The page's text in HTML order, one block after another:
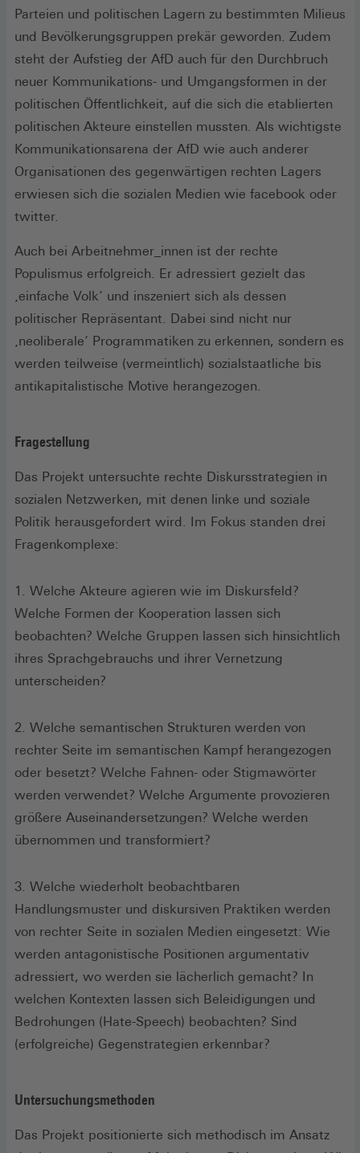
Parteien und politischen Lagern zu bestimmten Milieus
und Bevölkerungsgruppen prekär geworden. Zudem
steht der Aufstieg der AfD auch für den Durchbruch
neuer Kommunikations- und Umgangsformen in der
politischen Öffentlichkeit, auf die sich die etablierten
politischen Akteure einstellen mussten. Als wichtigste
Kommunikationsarena der AfD wie auch anderer
Organisationen des gegenwärtigen rechten Lagers
erwiesen sich die sozialen Medien wie facebook oder
twitter.
Auch bei Arbeitnehmer_innen ist der rechte
Populismus erfolgreich. Er adressiert gezielt das
‚einfache Volk‘ und inszeniert sich als dessen
politischer Repräsentant. Dabei sind nicht nur
‚neoliberale‘ Programmatiken zu erkennen, sondern es
werden teilweise (vermeintlich) sozialstaatliche bis
antikapitalistische Motive herangezogen.
Fragestellung
Das Projekt untersuchte rechte Diskursstrategien in
sozialen Netzwerken, mit denen linke und soziale
Politik herausgefordert wird. Im Fokus standen drei
Fragenkomplexe:
1. Welche Akteure agieren wie im Diskursfeld?
Welche Formen der Kooperation lassen sich
beobachten? Welche Gruppen lassen sich hinsichtlich
ihres Sprachgebrauchs und ihrer Vernetzung
unterscheiden?
2. Welche semantischen Strukturen werden von
rechter Seite im semantischen Kampf herangezogen
oder besetzt? Welche Fahnen- oder Stigmawörter
werden verwendet? Welche Argumente provozieren
größere Auseinandersetzungen? Welche werden
übernommen und transformiert?
3. Welche wiederholt beobachtbaren
Handlungsmuster und diskursiven Praktiken werden
von rechter Seite in sozialen Medien eingesetzt: Wie
werden antagonistische Positionen argumentativ
adressiert, wo werden sie lächerlich gemacht? In
welchen Kontexten lassen sich Beleidigungen und
Bedrohungen (Hate-Speech) beobachten? Sind
(erfolgreiche) Gegenstrategien erkennbar?
Untersuchungsmethoden
Das Projekt positionierte sich methodisch im Ansatz